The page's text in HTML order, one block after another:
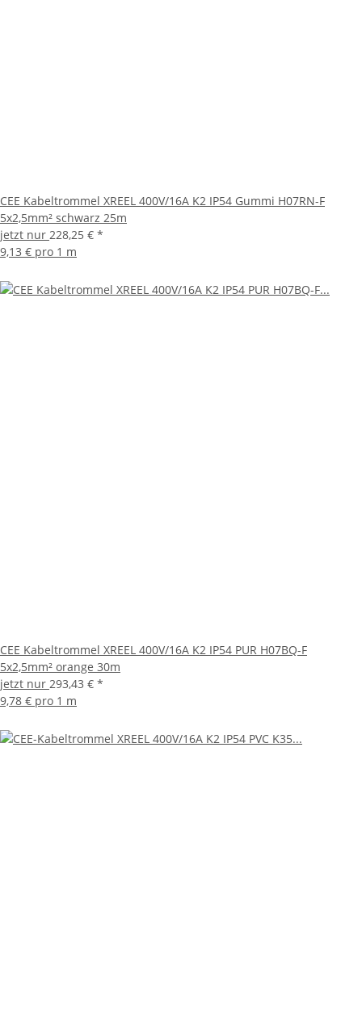
CEE Kabeltrommel XREEL 400V/16A K2 IP54 Gummi H07RN-F
5x2,5mm² schwarz 25m
jetzt nur 228,25 € *
9,13 € pro 1 m
CEE Kabeltrommel XREEL 400V/16A K2 IP54 PUR H07BQ-F
5x2,5mm² orange 30m
jetzt nur 293,43 € *
9,78 € pro 1 m